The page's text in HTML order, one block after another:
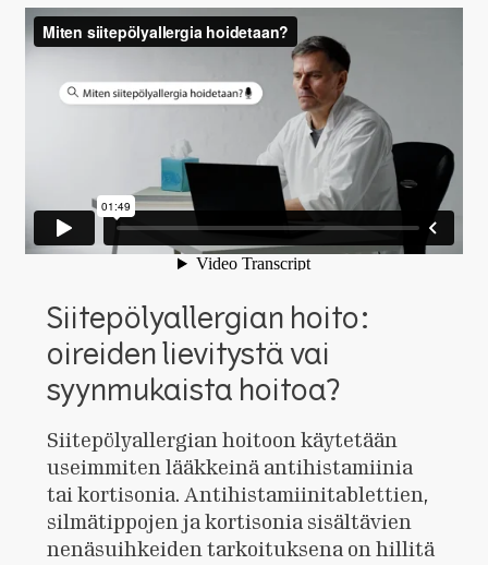
Siitepölyallergian hoito:
oireiden lievitystä vai
syynmukaista hoitoa?
Siitepölyallergian hoitoon käytetään
useimmiten lääkkeinä antihistamiinia
tai kortisonia. Antihistamiinitablettien,
silmätippojen ja kortisonia sisältävien
nenäsuihkeiden tarkoituksena on hillitä